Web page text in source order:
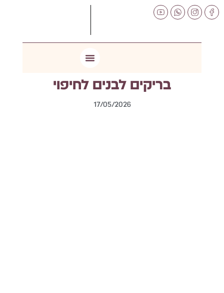
לתוכן
בריקים לבנים לחיפוי
17/05/2026